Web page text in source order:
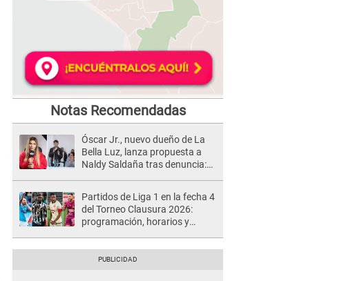
Notas Recomendadas
Óscar Jr., nuevo dueño de La
Bella Luz, lanza propuesta a
Naldy Saldaña tras denuncia:
Partidos de Liga 1 en la fecha 4
del Torneo Clausura 2026:
programación, horarios y